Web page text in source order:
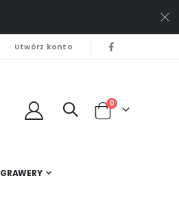
Utwórz konto
Cart
0
GRAWERY